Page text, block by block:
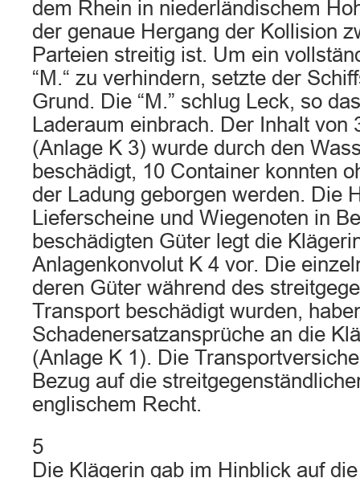
dem Rhein in niederländischem
der genaue Hergang der Kollision
Parteien streitig ist. Um ein
“M.“ zu verhindern, setzte der
Grund. Die “M.” schlug Leck, so
Laderaum einbrach. Der Inhalt von
(Anlage K 3) wurde durch den
beschädigt, 10 Container konnten
der Ladung geborgen werden. Die
Lieferscheine und Wiegenoten in
beschädigten Güter legt die
Anlagenkonvolut K 4 vor. Die
deren Güter während des
Transport beschädigt wurden,
Schadenersatzansprüche an die
(Anlage K 1). Die
Bezug auf die
englischem Recht.
5
Die Klägerin gab im Hinblick auf